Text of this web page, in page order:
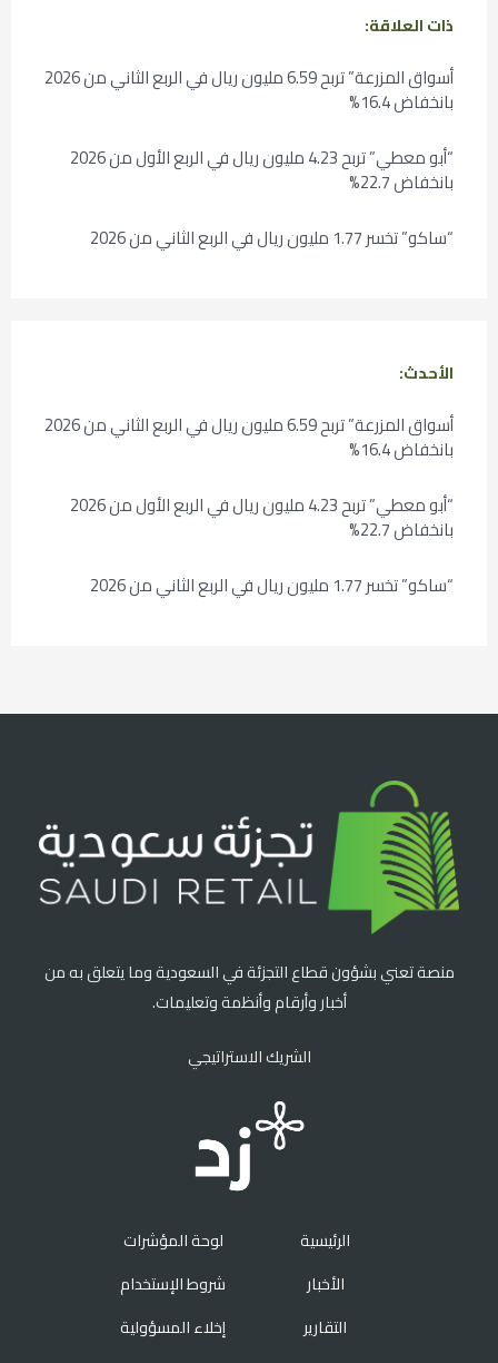
ذات العلاقة:
أسواق المزرعة” تربح 6.59 مليون ريال في الربع الثاني من 2026
بانخفاض 16.4%
“أبو معطي” تربح 4.23 مليون ريال في الربع الأول من 2026
بانخفاض 22.7%
“ساكو” تخسر 1.77 مليون ريال في الربع الثاني من 2026
الأحدث:
أسواق المزرعة” تربح 6.59 مليون ريال في الربع الثاني من 2026
بانخفاض 16.4%
“أبو معطي” تربح 4.23 مليون ريال في الربع الأول من 2026
بانخفاض 22.7%
“ساكو” تخسر 1.77 مليون ريال في الربع الثاني من 2026
منصة تعني بشؤون قطاع التجزئة في السعودية وما يتعلق به من
أخبار وأرقام وأنظمة وتعليمات.
الشريك الاستراتيجي
الرئيسية
الأخبار
التقارير
لوحة المؤشرات
شروط الإستخدام
إخلاء المسؤولية